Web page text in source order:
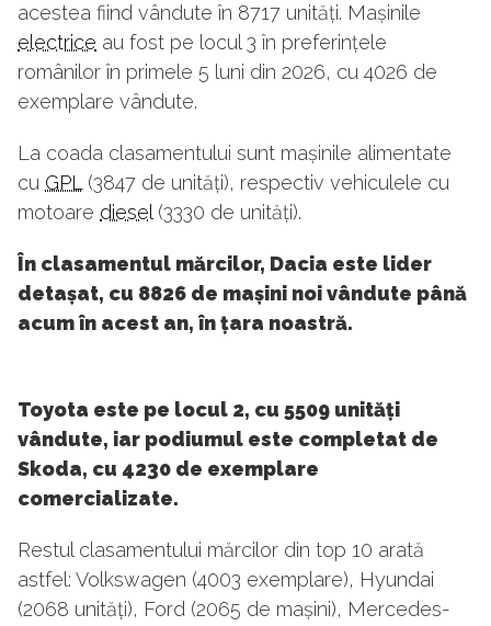
acestea fiind vândute în 8717 unități. Mașinile
electrice au fost pe locul 3 în preferințele
românilor în primele 5 luni din 2026, cu 4026 de
exemplare vândute.
La coada clasamentului sunt mașinile alimentate
cu GPL(3847 de unități), respectiv vehiculele cu
motoare diesel(3330 de unități).
În clasamentul mărcilor, Dacia este lider
detașat, cu 8826 de mașini noi vândute până
acum în acest an, în țara noastră.
Toyota este pe locul 2, cu 5509 unități
vândute, iar podiumul este completat de
Skoda, cu 4230 de exemplare
comercializate.
Restul clasamentului mărcilor din top 10 arată
astfel: Volkswagen (4003 exemplare), Hyundai
(2068 unități), Ford (2065 de mașini), Mercedes-